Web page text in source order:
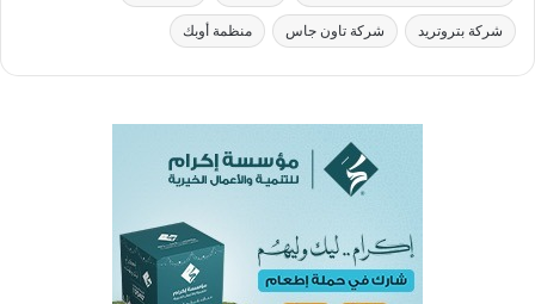
شركة بتروتريد شركة تاون جاس منظمة أوبك